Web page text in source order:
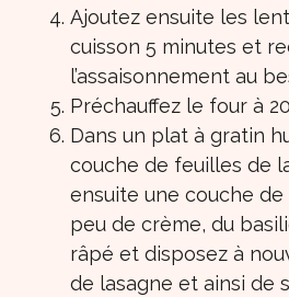
Ajoutez ensuite les
cuisson 5 minutes et
l’assaisonnement au
Préchauffez le four à
Dans un plat à gratin
couche de feuilles de
ensuite une couche
peu de crème, du
râpé et disposez à
de lasagne et ainsi de